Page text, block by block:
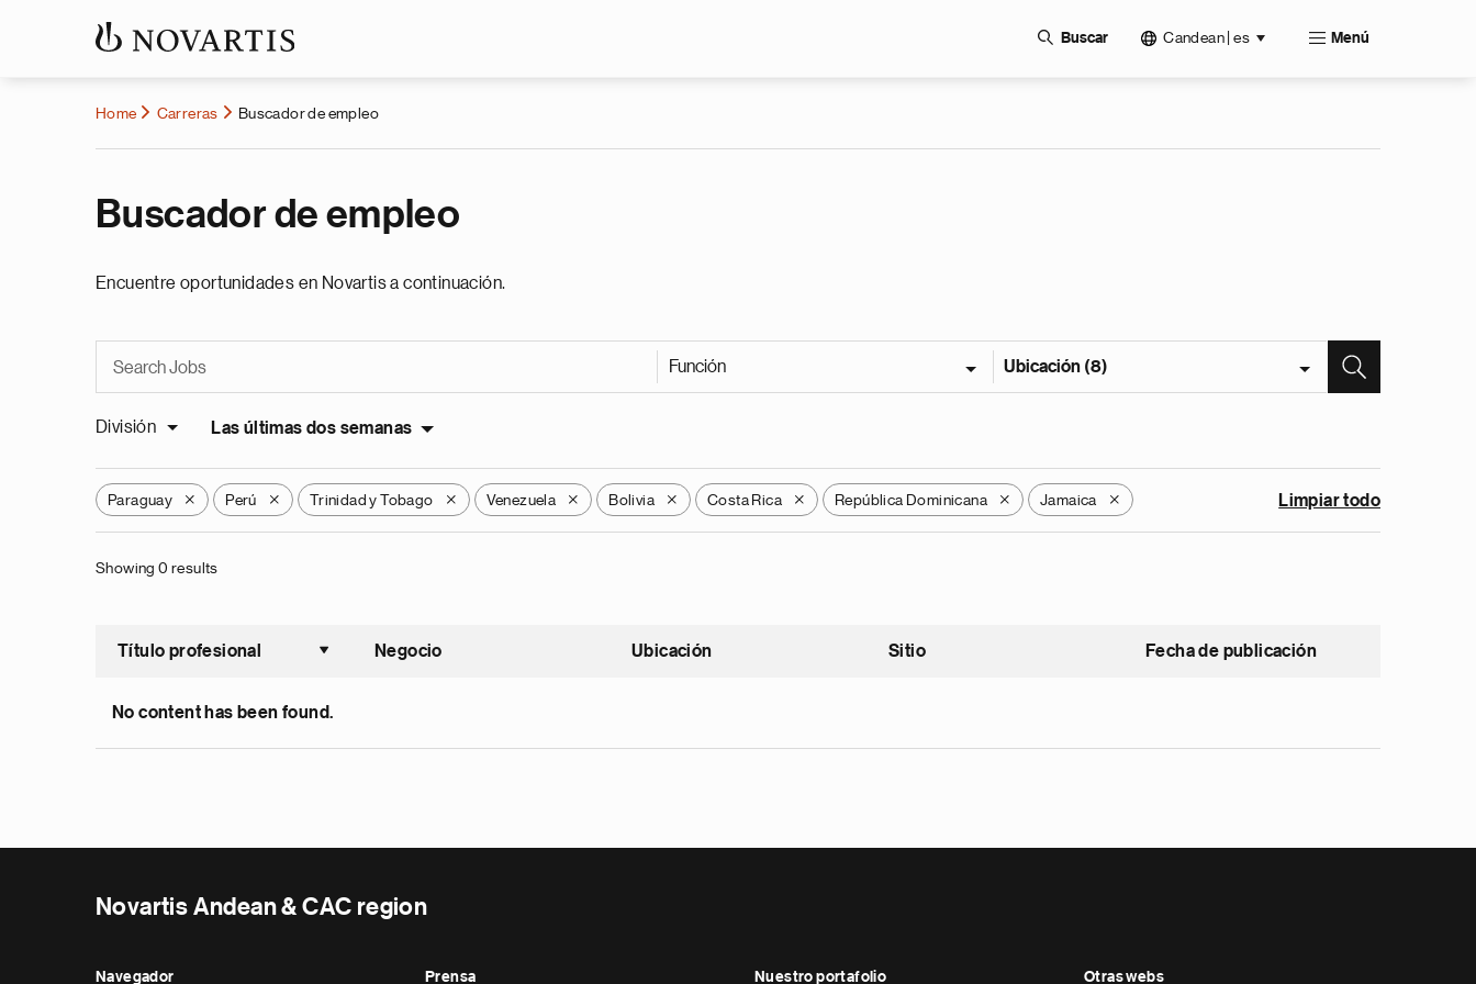
Buscar Candean | es Menú
Home Carreras Buscador de empleo
Buscador de empleo
Encuentre oportunidades en Novartis a continuación.
Función Ubicación (8)
División Las últimas dos semanas
Paraguay X Perú X Trinidad y Tobago X Venezuela X Bolivia X Costa Rica X República Dominicana X Jamaica X Limpiar todo
Showing 0 results
Título profesional
Ordenar ascendente
Negocio Ubicación Sitio Fecha de publicación
No content has been found.
Novartis Andean & CAC region
Navegador Prensa Nuestro portafolio Otras webs